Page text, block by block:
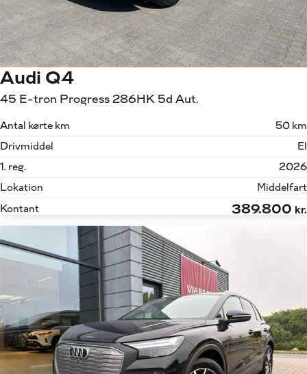
Audi Q4
45 E-tron Progress 286HK 5d Aut.
Antal kørte km
50 km
Drivmiddel
El
1. reg.
2026
Lokation
Middelfart
Kontant
389.800 kr.